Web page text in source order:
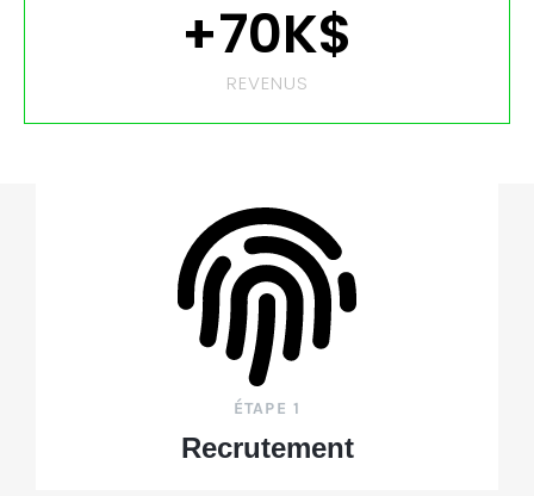
REVENUS
+70K$
ÉTAPE 1
Recrutement